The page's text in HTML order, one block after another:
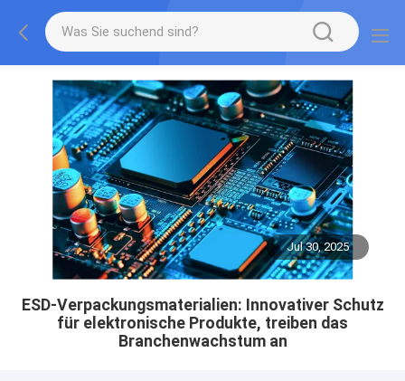
Jul 30, 2025
ESD-Verpackungsmaterialien: Innovativer Schutz
für elektronische Produkte, treiben das
Branchenwachstum an